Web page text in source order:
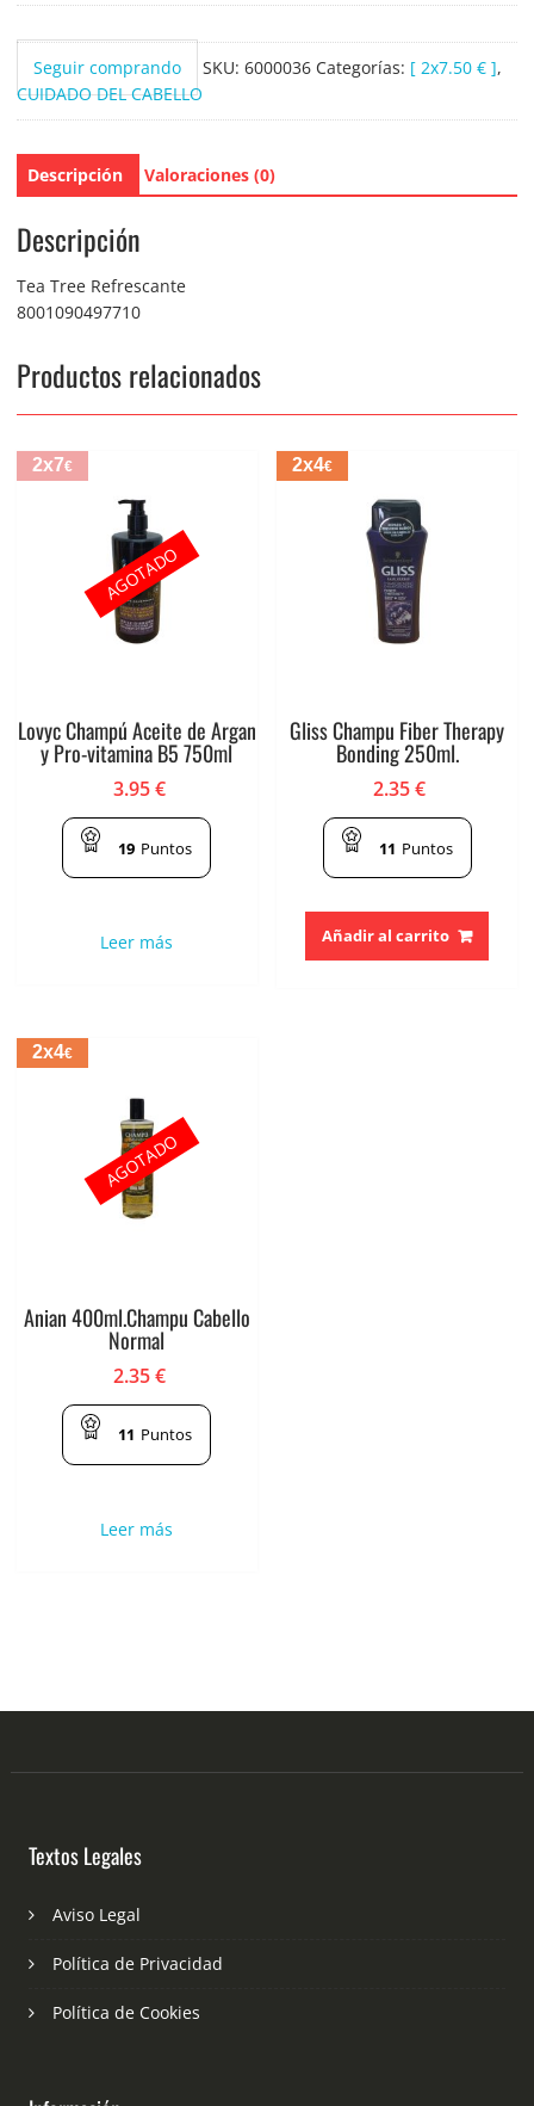
Te
refrescante
400ml.
cantidad
Seguir comprando SKU: 6000036 Categorías: [ 2x7.50 € ],
CUIDADO DEL CABELLO
Descripción Valoraciones (0)
Descripción
Tea Tree Refrescante
8001090497710
Productos relacionados
2x7€
Lovyc Champú Aceite de Argan
y Pro-vitamina B5 750ml
3.95€
19 Puntos
Leer más
AGOTADO
2x4€
Gliss Champu Fiber Therapy
Bonding 250ml.
2.35€
11 Puntos
Añadir al carrito
2x4€
Anian 400ml.Champu Cabello
Normal
2.35€
11 Puntos
Leer más
AGOTADO
Textos Legales
Aviso Legal
Política de Privacidad
Política de Cookies